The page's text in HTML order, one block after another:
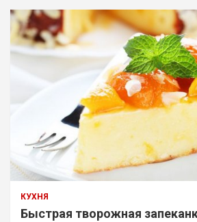
КУХНЯ
Быстрая творожная